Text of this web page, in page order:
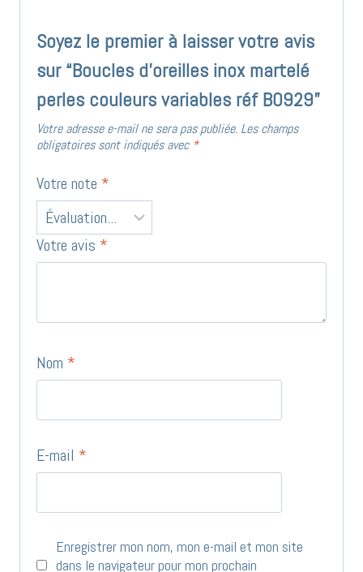
Soyez le premier à laisser votre avis
sur “Boucles d’oreilles inox martelé
perles couleurs variables réf BO929”
Votre adresse e-mail ne sera pas publiée. Les champs
obligatoires sont indiqués avec *
Votre note *
Votre avis *
Nom *
E-mail *
Enregistrer mon nom, mon e-mail et mon site
dans le navigateur pour mon prochain